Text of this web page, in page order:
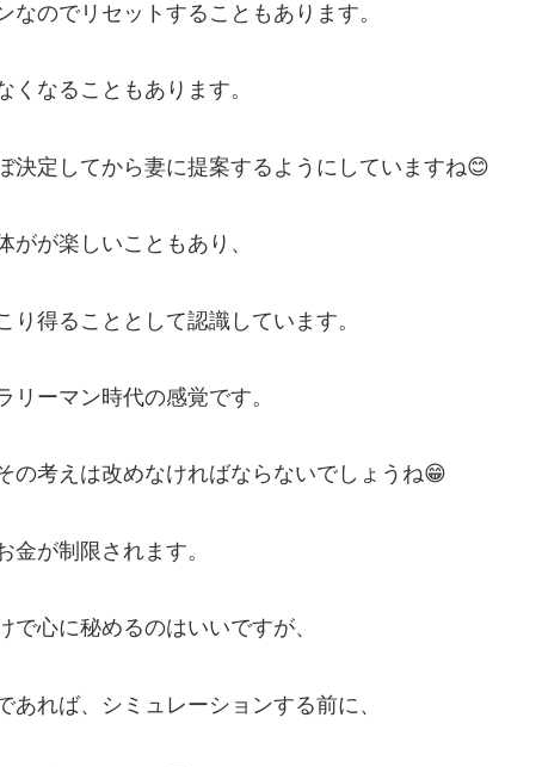
なのでリセットすることもあります。
くなることもあります。
決定してから妻に提案するようにしていますね😊
がが楽しいこともあり、
り得ることとして認識しています。
リーマン時代の感覚です。
の考えは改めなければならないでしょうね😁
金が制限されます。
心に秘めるのはいいですが、
れば、シミュレーションする前に、